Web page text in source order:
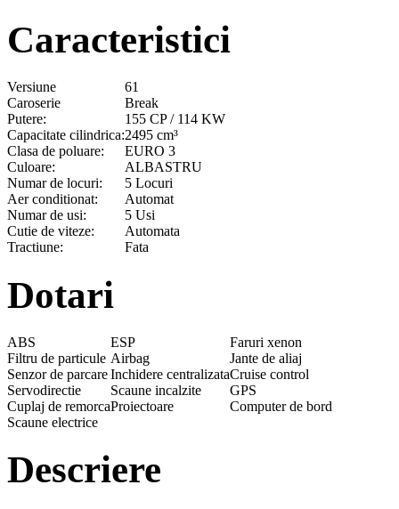
Caracteristici
Versiune
61
Caroserie
Break
Putere:
155 CP / 114 KW
Capacitate cilindrica:2495 cm³
Clasa de poluare:
EURO 3
Culoare:
ALBASTRU
Numar de locuri:
5 Locuri
Aer conditionat:
Automat
Numar de usi:
5 Usi
Cutie de viteze:
Automata
Tractiune:
Fata
Dotari
ABS ESP
Faruri xenon
Filtru de particule Airbag
Jante de aliaj
Senzor de parcareInchidere centralizataCruise control
Servodirectie
Scaune incalzite
GPS
Cuplaj de remorcaProiectoare
Computer de bord
Scaune electrice
Descriere